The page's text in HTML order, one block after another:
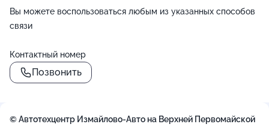
Вы можете воспользоваться любым из указанных способов
связи
Контактный номер
Позвонить
© Автотехцентр Измайлово-Авто на Верхней Первомайской